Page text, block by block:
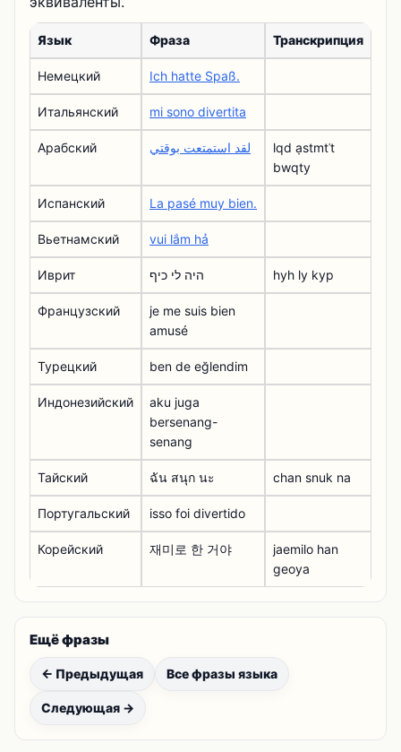
Язык Фраза Транскрипция
Немецкий Ich hatte Spaß.
Итальянский mi sono divertita
Арабский لقد استمتعت بوقتي
lqd ạstmtʿt
bwqty
Испанский La pasé muy bien.
Вьетнамский vui lắm hả
Иврит היה לי כיף hyh ly kyp
Французский
je me suis bien
amusé
Турецкий ben de eğlendim
Индонезийский
aku juga
bersenang-
senang
Тайский ฉัน สนุก นะ chan snuk na
Португальский isso foi divertido
Корейский 재미로 한 거야
jaemilo han
geoya
Ещё фразы
← Предыдущая Все фразы языка
Следующая →